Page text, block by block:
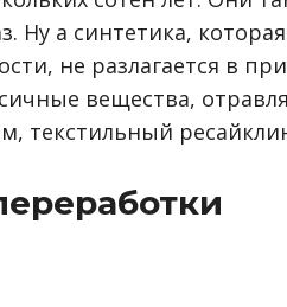
Ну а синтетика,
не разлагается в
вещества,
текстильный